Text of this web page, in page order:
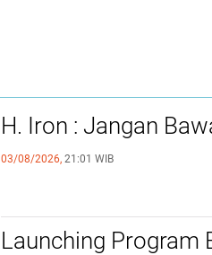
H. Iron : Jangan
03/08/2026, 21:01 WIB
Launching Program